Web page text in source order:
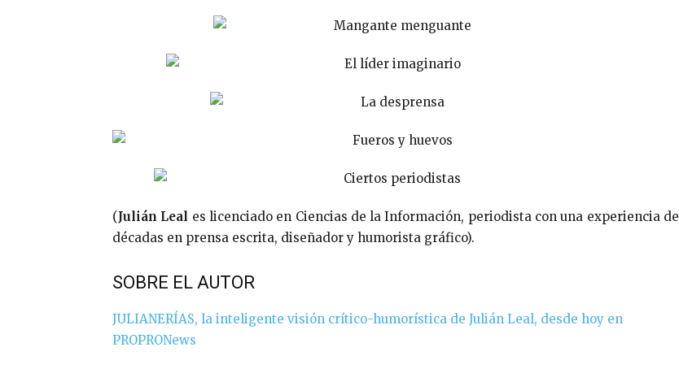
(Julián Leal es licenciado en Ciencias de la Información, periodista con una experiencia de
décadas en prensa escrita, diseñador y humorista gráfico).
SOBRE EL AUTOR
JULIANERÍAS, la inteligente visión crítico-humorística de Julián Leal, desde hoy en
PROPRONews